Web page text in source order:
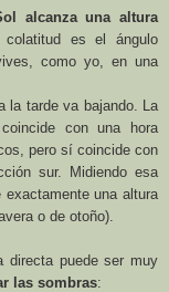
alcanza una altura
colatitud es el ángulo
como yo, en una
la tarde va bajando. La
con una hora
pero sí coincide con
sur. Midiendo esa
una altura
o de otoño).
directa puede ser muy
las sombras: